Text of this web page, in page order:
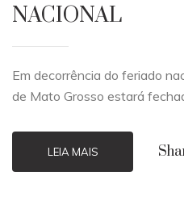
NACIONAL
Em decorrência do feriado
de Mato Grosso estará
LEIA MAIS